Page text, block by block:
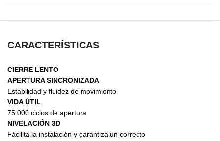
CARACTERÍSTICAS
CIERRE LENTO
APERTURA SINCRONIZADA
Estabilidad y fluidez de movimiento
VIDA ÚTIL
75.000 ciclos de apertura
NIVELACIÓN 3D
Fácilita la instalación y garantiza un correcto